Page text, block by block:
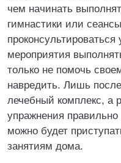
чем начинать
гимнастики или
мероприятия
только не помочь
навредить. Лишь
лечебный комплекс, а
упражнения правильно
можно будет
занятиям дома.